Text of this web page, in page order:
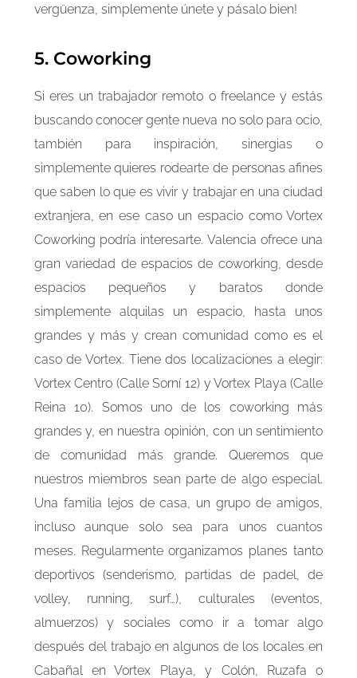
vergüenza, simplemente únete y pásalo bien!
5. Coworking
Si eres un trabajador remoto o freelance y estás
buscando conocer gente nueva no solo para ocio,
también para inspiración, sinergias o
simplemente quieres rodearte de personas afines
que saben lo que es vivir y trabajar en una ciudad
extranjera, en ese caso un espacio como Vortex
Coworking podría interesarte. Valencia ofrece una
gran variedad de espacios de coworking, desde
espacios pequeños y baratos donde
simplemente alquilas un espacio, hasta unos
grandes y más y crean comunidad como es el
caso de Vortex. Tiene dos localizaciones a elegir:
Vortex Centro (Calle Sorní 12) y Vortex Playa (Calle
Reina 10). Somos uno de los coworking más
grandes y, en nuestra opinión, con un sentimiento
de comunidad más grande. Queremos que
nuestros miembros sean parte de algo especial.
Una familia lejos de casa, un grupo de amigos,
incluso aunque solo sea para unos cuantos
meses. Regularmente organizamos planes tanto
deportivos (senderismo, partidas de padel, de
volley, running, surf…), culturales (eventos,
almuerzos) y sociales como ir a tomar algo
después del trabajo en algunos de los locales en
Cabañal en Vortex Playa, y Colón, Ruzafa o